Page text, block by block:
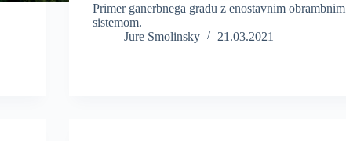
Primer ganerbnega gradu z enostavnim obrambnim
sistemom.
Jure Smolinsky
21.03.2021